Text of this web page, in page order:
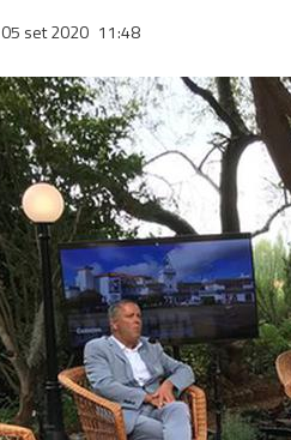
05 set 2020 11:48